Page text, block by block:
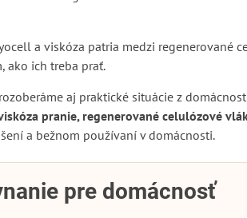
a viskóza patria medzi regenerované
ako ich treba prať.
aj praktické situácie z
pranie, regenerované celulózové
a bežnom používaní v domácnosti.
pre domácnosť